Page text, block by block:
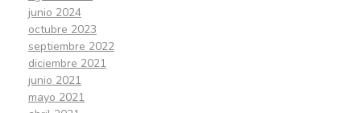
junio 2024
octubre 2023
septiembre 2022
diciembre 2021
junio 2021
mayo 2021